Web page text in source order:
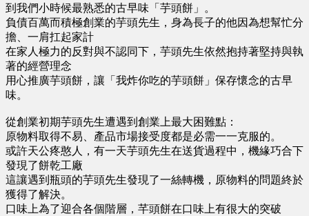
到我們小時候最熟悉的古早味「芋頭餅」。
負債百萬而積極創業的芋頭先生，身為長子的他因為想幫忙分
擔、一肩扛起家計
在家人極力的反對與不認同下，芋頭先生依然抱持著堅持與執
著的經營理念
用心推廣芋頭餅，讓「我炸你吃的芋頭餅」保存懷念的古早
味。
從創業初期芋頭先生遭遇到創業上最大困難點：
原物料取得不易、產品市場接受度都是必需一一克服的。
或許天公疼憨人，有一天芋頭先生在送貨過程中，機緣巧合下
發現了餅乾工廠
這讓遇到瓶頭的芋頭先生發現了一絲轉機，原物料的問題終於
獲得了解決。
口味上為了迎合各個階層，芊頭餅在口味上有很大的突破